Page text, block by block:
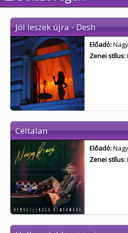
Jól leszek újra - Desh
Előadó:
Zenei stílus:
Céltalan
Előadó:
Zenei stílus: